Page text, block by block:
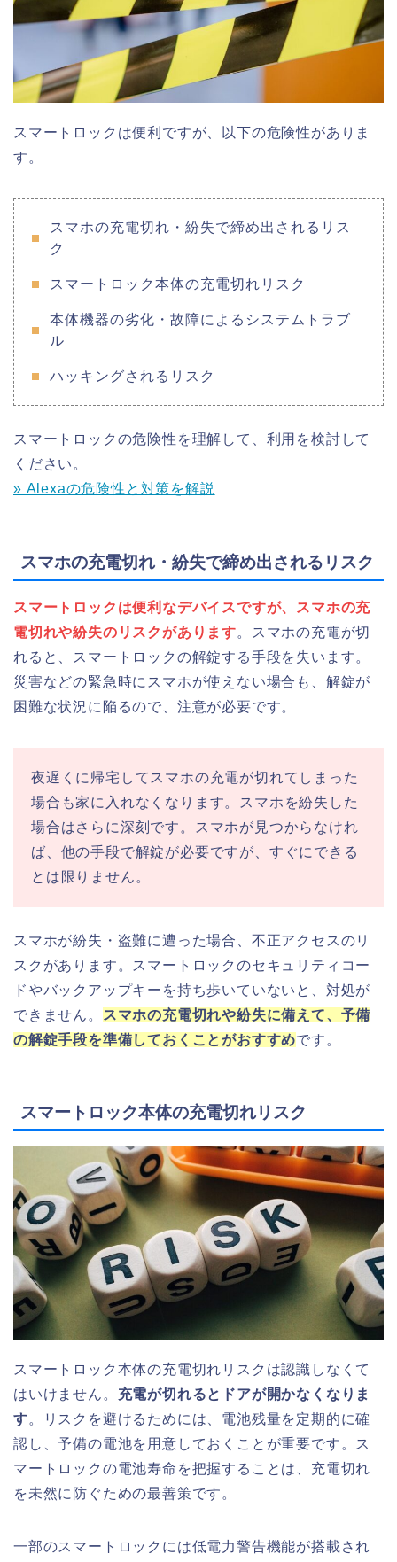
スマートロックは便利ですが、以下の危険性がありま
す。
スマホの充電切れ・紛失で締め出されるリス
ク
スマートロック本体の充電切れリスク
本体機器の劣化・故障によるシステムトラブ
ル
ハッキングされるリスク
スマートロックの危険性を理解して、利用を検討して
ください。
» Alexaの危険性と対策を解説
スマホの充電切れ・紛失で締め出されるリスク
スマートロックは便利なデバイスですが、スマホの充
電切れや紛失のリスクがあります。スマホの充電が切
れると、スマートロックの解錠する手段を失います。
災害などの緊急時にスマホが使えない場合も、解錠が
困難な状況に陥るので、注意が必要です。
夜遅くに帰宅してスマホの充電が切れてしまった
場合も家に入れなくなります。スマホを紛失した
場合はさらに深刻です。スマホが見つからなけれ
ば、他の手段で解錠が必要ですが、すぐにできる
とは限りません。
スマホが紛失・盗難に遭った場合、不正アクセスのリ
スクがあります。スマートロックのセキュリティコー
ドやバックアップキーを持ち歩いていないと、対処が
できません。
スマホの充電切れや紛失に備えて、予備
の解錠手段を準備しておくことがおすすめです。
スマートロック本体の充電切れリスク
スマートロック本体の充電切れリスクは認識しなくて
はいけません。 充電が切れるとドアが開かなくなりま
す。リスクを避けるためには、電池残量を定期的に確
認し、予備の電池を用意しておくことが重要です。ス
マートロックの電池寿命を把握することは、充電切れ
を未然に防ぐための最善策です。
一部のスマートロックには低電力警告機能が搭載され